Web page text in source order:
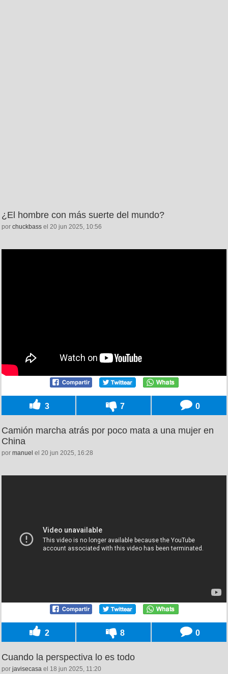
¿El hombre con más suerte del mundo?
por chuckbass el 20 jun 2025, 10:56
3 7 0
Camión marcha atrás por poco mata a una mujer en
China
por manuel el 20 jun 2025, 16:28
2 8 0
Cuando la perspectiva lo es todo
por javisecasa el 18 jun 2025, 11:20